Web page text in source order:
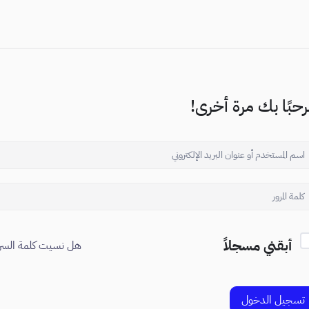
بك مرة أخرى!
أبقني مسجلاً هل نسيت كلمة
تسجيل الدخول